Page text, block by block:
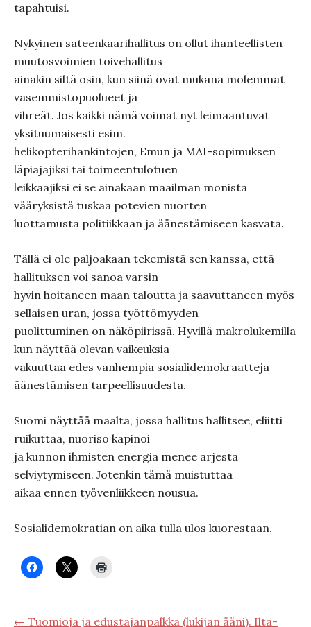
tapahtuisi.
Nykyinen sateenkaarihallitus on ollut ihanteellisten
muutosvoimien toivehallitus
ainakin siltä osin, kun siinä ovat mukana molemmat
vasemmistopuolueet ja
vihreät. Jos kaikki nämä voimat nyt leimaantuvat
yksituumaisesti esim.
helikopterihankintojen, Emun ja MAI-sopimuksen
läpiajajiksi tai toimeentulotuen
leikkaajiksi ei se ainakaan maailman monista
vääryksistä tuskaa potevien nuorten
luottamusta politiikkaan ja äänestämiseen kasvata.
Tällä ei ole paljoakaan tekemistä sen kanssa, että
hallituksen voi sanoa varsin
hyvin hoitaneen maan taloutta ja saavuttaneen myös
sellaisen uran, jossa työttömyyden
puolittuminen on näköpiirissä. Hyvillä makrolukemilla
kun näyttää olevan vaikeuksia
vakuuttaa edes vanhempia sosialidemokraatteja
äänestämisen tarpeellisuudesta.
Suomi näyttää maalta, jossa hallitus hallitsee, eliitti
ruikuttaa, nuoriso kapinoi
ja kunnon ihmisten energia menee arjesta
selviytymiseen. Jotenkin tämä muistuttaa
aikaa ennen työvenliikkeen nousua.
Sosialidemokratian on aika tulla ulos kuorestaan.
← Tuomioja ja edustajanpalkka (lukijan ääni). Ilta-